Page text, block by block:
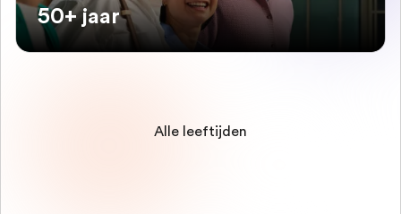
50+ jaar
Alle leeftijden